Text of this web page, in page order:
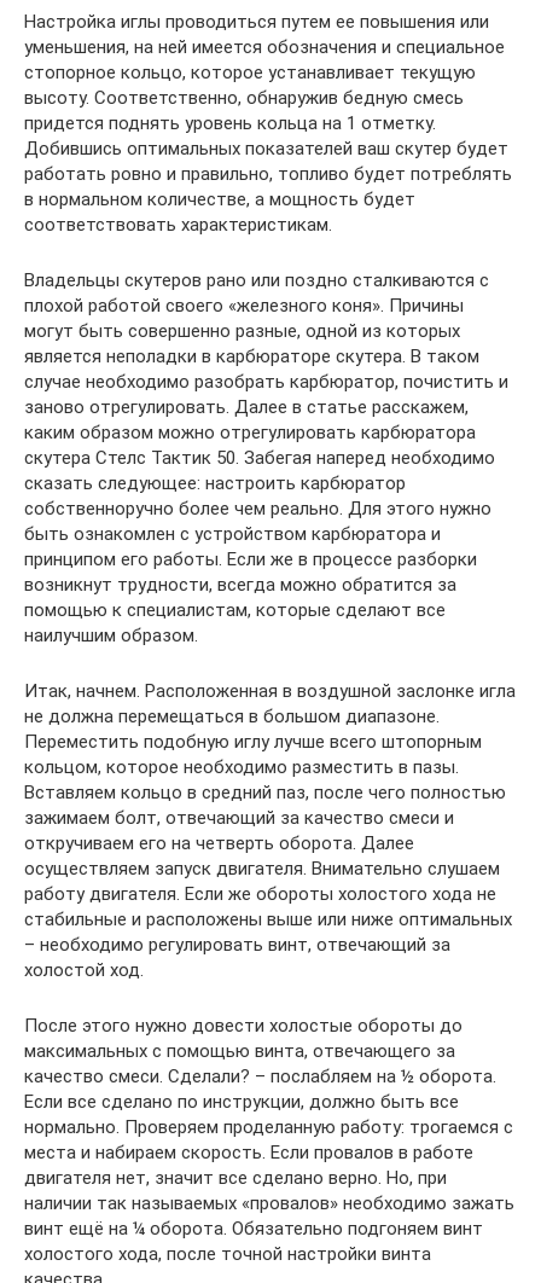
Настройка иглы проводиться путем ее повышения или
уменьшения, на ней имеется обозначения и специальное
стопорное кольцо, которое устанавливает текущую
высоту. Соответственно, обнаружив бедную смесь
придется поднять уровень кольца на 1 отметку.
Добившись оптимальных показателей ваш скутер будет
работать ровно и правильно, топливо будет потреблять
в нормальном количестве, а мощность будет
соответствовать характеристикам.
Владельцы скутеров рано или поздно сталкиваются с
плохой работой своего «железного коня». Причины
могут быть совершенно разные, одной из которых
является неполадки в карбюраторе скутера. В таком
случае необходимо разобрать карбюратор, почистить и
заново отрегулировать. Далее в статье расскажем,
каким образом можно отрегулировать карбюратора
скутера Стелс Тактик 50. Забегая наперед необходимо
сказать следующее: настроить карбюратор
собственноручно более чем реально. Для этого нужно
быть ознакомлен с устройством карбюратора и
принципом его работы. Если же в процессе разборки
возникнут трудности, всегда можно обратится за
помощью к специалистам, которые сделают все
наилучшим образом.
Итак, начнем. Расположенная в воздушной заслонке игла
не должна перемещаться в большом диапазоне.
Переместить подобную иглу лучше всего штопорным
кольцом, которое необходимо разместить в пазы.
Вставляем кольцо в средний паз, после чего полностью
зажимаем болт, отвечающий за качество смеси и
откручиваем его на четверть оборота. Далее
осуществляем запуск двигателя. Внимательно слушаем
работу двигателя. Если же обороты холостого хода не
стабильные и расположены выше или ниже оптимальных
– необходимо регулировать винт, отвечающий за
холостой ход.
После этого нужно довести холостые обороты до
максимальных с помощью винта, отвечающего за
качество смеси. Сделали? – послабляем на ½ оборота.
Если все сделано по инструкции, должно быть все
нормально. Проверяем проделанную работу: трогаемся с
места и набираем скорость. Если провалов в работе
двигателя нет, значит все сделано верно. Но, при
наличии так называемых «провалов» необходимо зажать
винт ещё на ¼ оборота. Обязательно подгоняем винт
холостого хода, после точной настройки винта